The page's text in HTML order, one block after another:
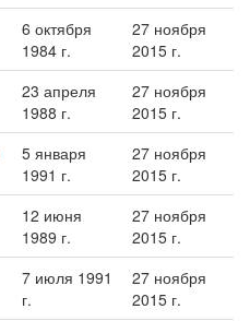
6 октября
1984 г.
27 ноября
2015 г.
23 апреля
1988 г.
27 ноября
2015 г.
5 января
1991 г.
27 ноября
2015 г.
12 июня
1989 г.
27 ноября
2015 г.
7 июля 1991
г.
27 ноября
2015 г.